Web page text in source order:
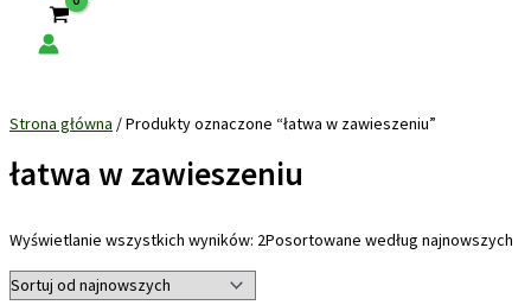
Strona główna / Produkty oznaczone “łatwa w zawieszeniu”
łatwa w zawieszeniu
Wyświetlanie wszystkich wyników: 2Posortowane według najnowszych